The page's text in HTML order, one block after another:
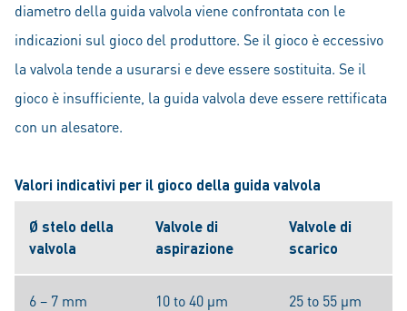
diametro della guida valvola viene confrontata con le
indicazioni sul gioco del produttore. Se il gioco è eccessivo
la valvola tende a usurarsi e deve essere sostituita. Se il
gioco è insufficiente, la guida valvola deve essere rettificata
con un alesatore.
Valori indicativi per il gioco della guida valvola
Ø stelo della
valvola
Valvole di
aspirazione
Valvole di
scarico
6 – 7 mm 10 to 40 μm 25 to 55 μm